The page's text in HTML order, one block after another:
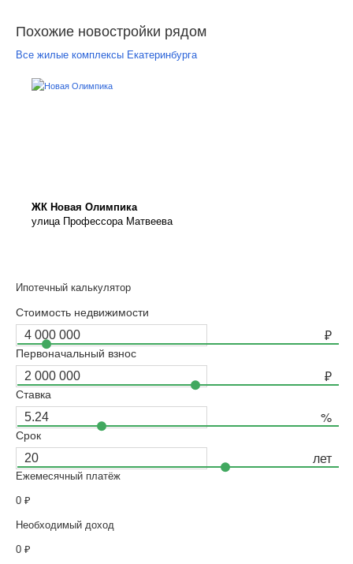
Похожие новостройки рядом
Все жилые комплексы Екатеринбурга
ЖК Новая Олимпика
улица Профессора Матвеева
Ипотечный калькулятор
Стоимость недвижимости
Первоначальный взнос
Ставка
Срок
Ежемесячный платёж
0 ₽
Необходимый доход
0 ₽